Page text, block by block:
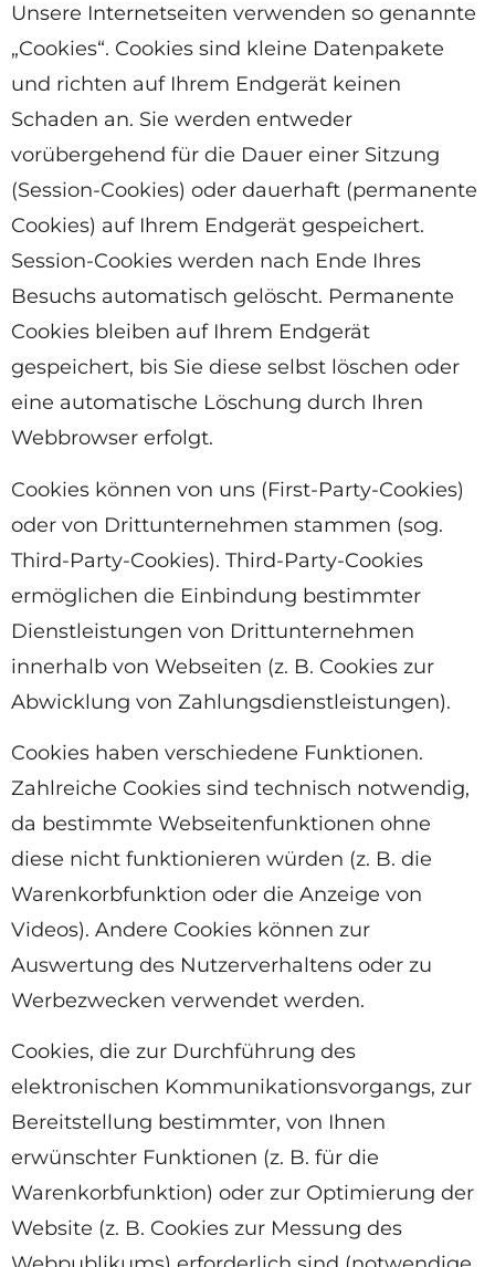
Unsere Internetseiten verwenden so genannte
„Cookies“. Cookies sind kleine Datenpakete
und richten auf Ihrem Endgerät keinen
Schaden an. Sie werden entweder
vorübergehend für die Dauer einer Sitzung
(Session-Cookies) oder dauerhaft (permanente
Cookies) auf Ihrem Endgerät gespeichert.
Session-Cookies werden nach Ende Ihres
Besuchs automatisch gelöscht. Permanente
Cookies bleiben auf Ihrem Endgerät
gespeichert, bis Sie diese selbst löschen oder
eine automatische Löschung durch Ihren
Webbrowser erfolgt.
Cookies können von uns (First-Party-Cookies)
oder von Drittunternehmen stammen (sog.
Third-Party-Cookies). Third-Party-Cookies
ermöglichen die Einbindung bestimmter
Dienstleistungen von Drittunternehmen
innerhalb von Webseiten (z. B. Cookies zur
Abwicklung von Zahlungsdienstleistungen).
Cookies haben verschiedene Funktionen.
Zahlreiche Cookies sind technisch notwendig,
da bestimmte Webseitenfunktionen ohne
diese nicht funktionieren würden (z. B. die
Warenkorbfunktion oder die Anzeige von
Videos). Andere Cookies können zur
Auswertung des Nutzerverhaltens oder zu
Werbezwecken verwendet werden.
Cookies, die zur Durchführung des
elektronischen Kommunikationsvorgangs, zur
Bereitstellung bestimmter, von Ihnen
erwünschter Funktionen (z. B. für die
Warenkorbfunktion) oder zur Optimierung der
Website (z. B. Cookies zur Messung des